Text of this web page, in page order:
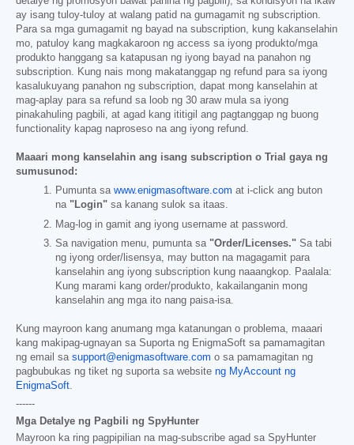
ay isang tuloy-tuloy at walang patid na gumagamit ng subscription.
Para sa mga gumagamit ng bayad na subscription, kung kakanselahin
mo, patuloy kang magkakaroon ng access sa iyong produkto/mga
produkto hanggang sa katapusan ng iyong bayad na panahon ng
subscription. Kung nais mong makatanggap ng refund para sa iyong
kasalukuyang panahon ng subscription, dapat mong kanselahin at
mag-aplay para sa refund sa loob ng 30 araw mula sa iyong
pinakahuling pagbili, at agad kang ititigil ang pagtanggap ng buong
functionality kapag naproseso na ang iyong refund.
Maaari mong kanselahin ang isang subscription o Trial gaya ng
sumusunod:
Pumunta sa www.enigmasoftware.com at i-click ang buton
na "Login" sa kanang sulok sa itaas.
Mag-log in gamit ang iyong username at password.
Sa navigation menu, pumunta sa "Order/Licenses." Sa tabi
ng iyong order/lisensya, may button na magagamit para
kanselahin ang iyong subscription kung naaangkop. Paalala:
Kung marami kang order/produkto, kakailanganin mong
kanselahin ang mga ito nang paisa-isa.
Kung mayroon kang anumang mga katanungan o problema, maaari
kang makipag-ugnayan sa Suporta ng EnigmaSoft sa pamamagitan
ng email sa support@enigmasoftware.com o sa pamamagitan ng
pagbubukas ng tiket ng suporta sa website ng MyAccount ng
EnigmaSoft.
------
Mga Detalye ng Pagbili ng SpyHunter
Mayroon ka ring pagpipilian na mag-subscribe agad sa SpyHunter